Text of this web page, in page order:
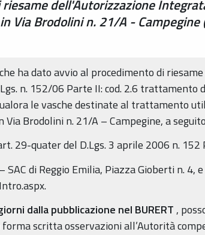
dell'Autorizzazione
Via Brodolini n. 21/A -
ha dato avvio al procedimento di
n. 152/06 Parte II: cod. 2.6
le vasche destinate al trattamento
Via Brodolini n. 21/A – Campegine, a
29-quater del D.Lgs. 3 aprile 2006 n. 152
di Reggio Emilia, Piazza Gioberti n. 4,
dalla pubblicazione nel BURERT ,
scritta osservazioni all’Autorità